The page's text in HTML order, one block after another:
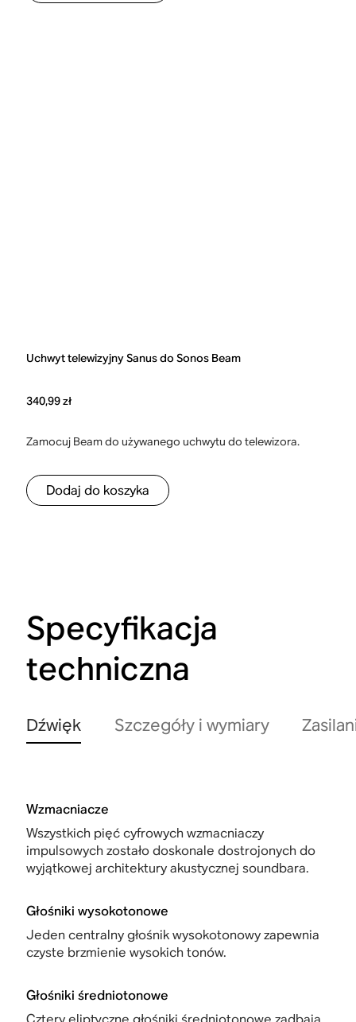
Uchwyt telewizyjny Sanus do Sonos Beam
340,99 zł
Zamocuj Beam do używanego uchwytu do telewizora.
Dodaj do koszyka
Specyfikacja
techniczna
Dźwięk Szczegóły i wymiary
Wzmacniacze
Wszystkich pięć cyfrowych wzmacniaczy
impulsowych zostało doskonale dostrojonych do
wyjątkowej architektury akustycznej soundbara.
Głośniki wysokotonowe
Jeden centralny głośnik wysokotonowy zapewnia
czyste brzmienie wysokich tonów.
Głośniki średniotonowe